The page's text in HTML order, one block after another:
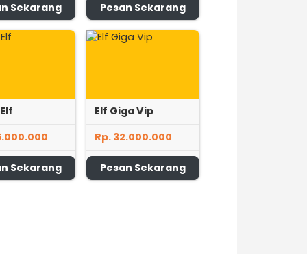
Sekarang Pesan Sekarang
Sekarang
Elf Giga Vip
Rp. 32.000.000
Pesan Sekarang